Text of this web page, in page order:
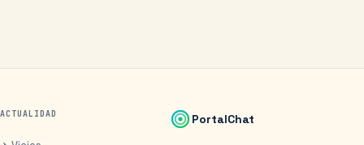
ACTUALIDAD PortalChat